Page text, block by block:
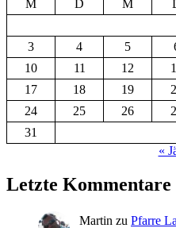
M
D M
3
4 5
10
11 12
17
18 19
24
25 26
31
«
Letzte Kommentare
Martin zu Pfarre